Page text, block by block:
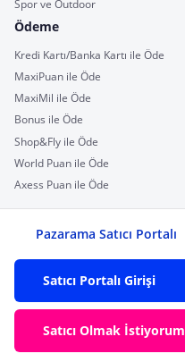
Spor ve Outdoor
Ödeme
Kredi Kartı/Banka Kartı ile Öde
MaxiPuan ile Öde
MaxiMil ile Öde
Bonus ile Öde
Shop&Fly ile Öde
World Puan ile Öde
Axess Puan ile Öde
Pazarama Satıcı Portalı
Satıcı Portalı Girişi
Satıcı Olmak İstiyorum